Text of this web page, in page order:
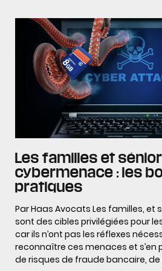
Les familles et
cybermenace : les
pratiques
Par Haas Avocats Les familles, et
sont des cibles privilégiées pour
car ils n’ont pas les réflexes
reconnaître ces menaces et s’en
de risques de fraude bancaire,